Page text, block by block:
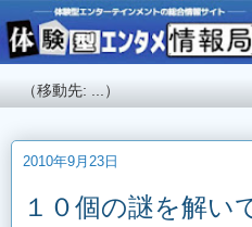
2010年9月23日
１０個の謎を解い